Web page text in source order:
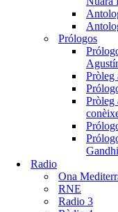
Prólogos
Pròleg
Pròleg
Radio
Ona
RNE
Radio 3